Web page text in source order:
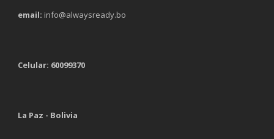
email: info@alwaysready.bo
Celular: 60099370
La Paz - Bolivia